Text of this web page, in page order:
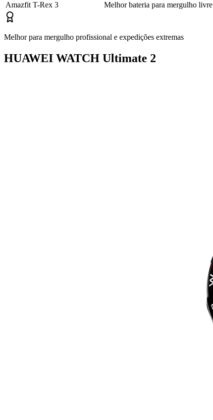
Amazfit T-Rex 3
Melhor bateria para mergulho livre
Melhor para mergulho profissional e expedições extremas
HUAWEI WATCH Ultimate 2